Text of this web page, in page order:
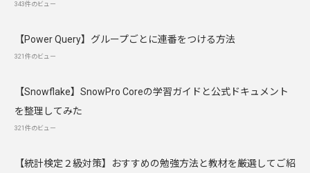
343件のビュー
【Power Query】グループごとに連番をつける方法
321件のビュー
【Snowflake】SnowPro Coreの学習ガイドと公式ドキュメント
を整理してみた
321件のビュー
【統計検定２級対策】おすすめの勉強方法と教材を厳選してご紹